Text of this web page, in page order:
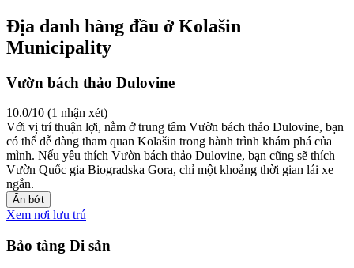
Địa danh hàng đầu ở Kolašin
Municipality
Vườn bách thảo Dulovine
10.0/10 (1 nhận xét)
Với vị trí thuận lợi, nằm ở trung tâm Vườn bách thảo Dulovine, bạn
có thể dễ dàng tham quan Kolašin trong hành trình khám phá của
mình. Nếu yêu thích Vườn bách thảo Dulovine, bạn cũng sẽ thích
Vườn Quốc gia Biogradska Gora, chỉ một khoảng thời gian lái xe
ngắn.
Ẩn bớt
Xem nơi lưu trú
Bảo tàng Di sản